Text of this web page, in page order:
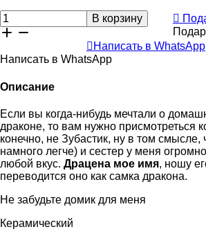
Написать в WhatsApp
Написать в WhatsApp
Описание
Если вы когда-нибудь мечтали о
драконе, то вам нужно присмотреться
конечно, не Зубастик, ну в том смысле,
намного легче) и сестер у меня
любой вкус. Драцена мое имя, ношу
переводится оно как самка дракона.
Не забудьте домик для меня
Керамический